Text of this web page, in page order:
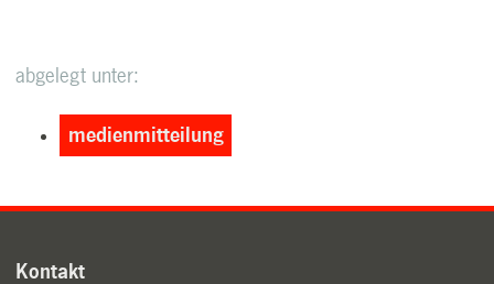
abgelegt unter:
medienmitteilung
Kontakt